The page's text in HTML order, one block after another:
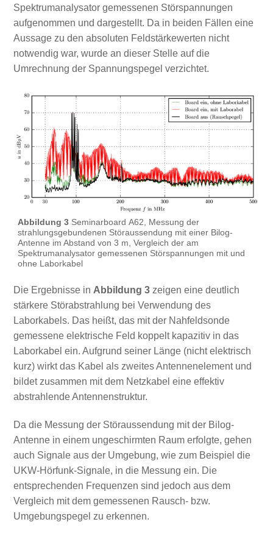
Spektrumanalysator gemessenen Störspannungen
aufgenommen und dargestellt. Da in beiden Fällen eine
Aussage zu den absoluten Feldstärkewerten nicht
notwendig war, wurde an dieser Stelle auf die
Umrechnung der Spannungspegel verzichtet.
Abbildung 3Seminarboard A62, Messung der
strahlungsgebundenen Störaussendung mit einer Bilog-
Antenne im Abstand von 3 m, Vergleich der am
Spektrumanalysator gemessenen Störspannungen mit und
ohne Laborkabel
Die Ergebnisse in Abbildung 3zeigen eine deutlich
stärkere Störabstrahlung bei Verwendung des
Laborkabels. Das heißt, das mit der Nahfeldsonde
gemessene elektrische Feld koppelt kapazitiv in das
Laborkabel ein. Aufgrund seiner Länge (nicht elektrisch
kurz) wirkt das Kabel als zweites Antennenelement und
bildet zusammen mit dem Netzkabel eine effektiv
abstrahlende Antennenstruktur.
Da die Messung der Störaussendung mit der Bilog-
Antenne in einem ungeschirmten Raum erfolgte, gehen
auch Signale aus der Umgebung, wie zum Beispiel die
UKW-Hörfunk-Signale, in die Messung ein. Die
entsprechenden Frequenzen sind jedoch aus dem
Vergleich mit dem gemessenen Rausch- bzw.
Umgebungspegel zu erkennen.